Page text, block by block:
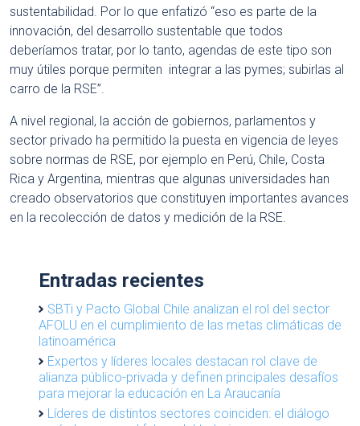
sustentabilidad. Por lo que enfatizó “eso es parte de la
innovación, del desarrollo sustentable que todos
deberíamos tratar, por lo tanto, agendas de este tipo son
muy útiles porque permiten integrar a las pymes; subirlas al
carro de la RSE”.
A nivel regional, la acción de gobiernos, parlamentos y
sector privado ha permitido la puesta en vigencia de leyes
sobre normas de RSE, por ejemplo en Perú, Chile, Costa
Rica y Argentina, mientras que algunas universidades han
creado observatorios que constituyen importantes avances
en la recolección de datos y medición de la RSE.
Entradas recientes
SBTi y Pacto Global Chile analizan el rol del sector
AFOLU en el cumplimiento de las metas climáticas de
latinoamérica
Expertos y líderes locales destacan rol clave de
alianza público-privada y definen principales desafíos
para mejorar la educación en La Araucanía
Líderes de distintos sectores coinciden: el diálogo